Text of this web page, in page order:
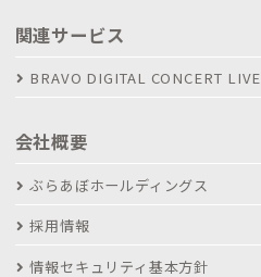
関連サービス
BRAVO DIGITAL CONCERT LIVE
会社概要
ぶらあぼホールディングス
採用情報
情報セキュリティ基本方針